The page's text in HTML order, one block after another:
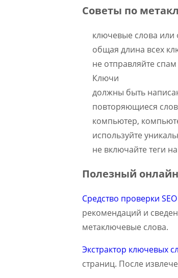
Советы по
ключевые слова
общая длина всех
не отправляйте
Ключи
должны быть
повторяющиеся
компьютер,
используйте
не включайте теги
Полезный
Средство проверки
рекомендаций и
метаключевые слова.
Экстрактор ключевых
страниц. После